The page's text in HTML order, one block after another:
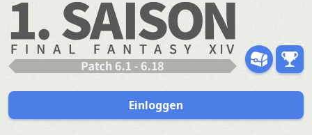
Einloggen